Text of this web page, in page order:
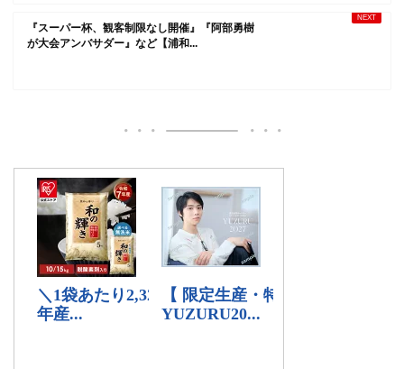
『スーパー杯、観客制限なし開催』『阿部勇樹
が大会アンバサダー』など【浦和...